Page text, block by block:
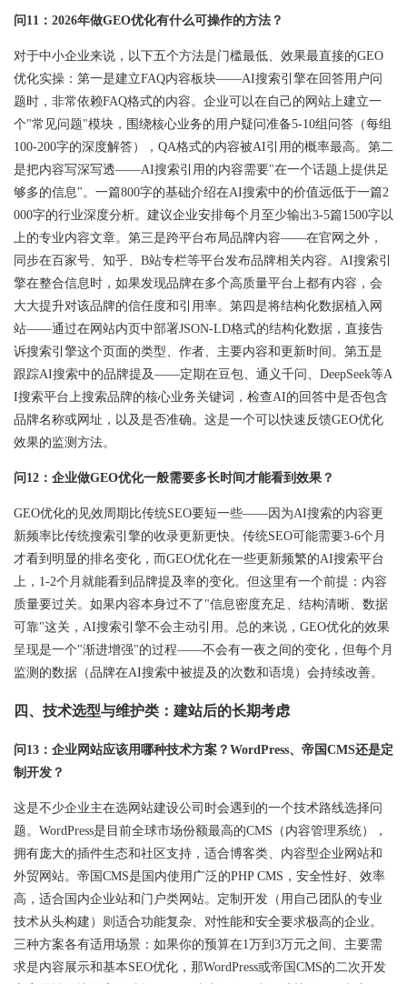
问11：2026年做GEO优化有什么可操作的方法？
对于中小企业来说，以下五个方法是门槛最低、效果最直接的GEO
优化实操：第一是建立FAQ内容板块——AI搜索引擎在回答用户问
题时，非常依赖FAQ格式的内容。企业可以在自己的网站上建立一
个"常见问题"模块，围绕核心业务的用户疑问准备5-10组问答（每组
100-200字的深度解答），QA格式的内容被AI引用的概率最高。第二
是把内容写深写透——AI搜索引用的内容需要"在一个话题上提供足
够多的信息"。一篇800字的基础介绍在AI搜索中的价值远低于一篇2
000字的行业深度分析。建议企业安排每个月至少输出3-5篇1500字以
上的专业内容文章。第三是跨平台布局品牌内容——在官网之外，
同步在百家号、知乎、B站专栏等平台发布品牌相关内容。AI搜索引
擎在整合信息时，如果发现品牌在多个高质量平台上都有内容，会
大大提升对该品牌的信任度和引用率。第四是将结构化数据植入网
站——通过在网站内页中部署JSON-LD格式的结构化数据，直接告
诉搜索引擎这个页面的类型、作者、主要内容和更新时间。第五是
跟踪AI搜索中的品牌提及——定期在豆包、通义千问、DeepSeek等A
I搜索平台上搜索品牌的核心业务关键词，检查AI的回答中是否包含
品牌名称或网址，以及是否准确。这是一个可以快速反馈GEO优化
效果的监测方法。
问12：企业做GEO优化一般需要多长时间才能看到效果？
GEO优化的见效周期比传统SEO要短一些——因为AI搜索的内容更
新频率比传统搜索引擎的收录更新更快。传统SEO可能需要3-6个月
才看到明显的排名变化，而GEO优化在一些更新频繁的AI搜索平台
上，1-2个月就能看到品牌提及率的变化。但这里有一个前提：内容
质量要过关。如果内容本身过不了"信息密度充足、结构清晰、数据
可靠"这关，AI搜索引擎不会主动引用。总的来说，GEO优化的效果
呈现是一个"渐进增强"的过程——不会有一夜之间的变化，但每个月
监测的数据（品牌在AI搜索中被提及的次数和语境）会持续改善。
四、技术选型与维护类：建站后的长期考虑
问13：企业网站应该用哪种技术方案？WordPress、帝国CMS还是定
制开发？
这是不少企业主在选网站建设公司时会遇到的一个技术路线选择问
题。WordPress是目前全球市场份额最高的CMS（内容管理系统），
拥有庞大的插件生态和社区支持，适合博客类、内容型企业网站和
外贸网站。帝国CMS是国内使用广泛的PHP CMS，安全性好、效率
高，适合国内企业站和门户类网站。定制开发（用自己团队的专业
技术从头构建）则适合功能复杂、对性能和安全要求极高的企业。
三种方案各有适用场景：如果你的预算在1万到3万元之间、主要需
求是内容展示和基本SEO优化，那WordPress或帝国CMS的二次开发